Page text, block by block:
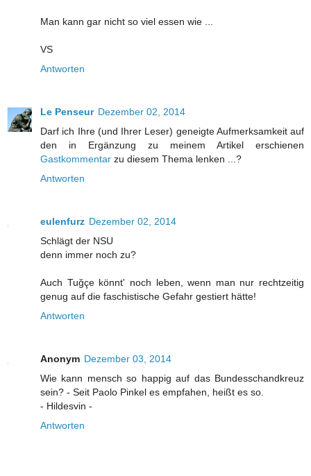
Man kann gar nicht so viel essen wie ...
VS
Antworten
Le Penseur Dezember 02, 2014
Darf ich Ihre (und Ihrer Leser) geneigte Aufmerksamkeit auf
den in Ergänzung zu meinem Artikel erschienen
Gastkommentar zu diesem Thema lenken ...?
Antworten
eulenfurz Dezember 02, 2014
Schlägt der NSU
denn immer noch zu?
Auch Tuğçe könnt' noch leben, wenn man nur rechtzeitig
genug auf die faschistische Gefahr gestiert hätte!
Antworten
Anonym Dezember 03, 2014
Wie kann mensch so happig auf das Bundesschandkreuz
sein? - Seit Paolo Pinkel es empfahen, heißt es so.
- Hildesvin -
Antworten